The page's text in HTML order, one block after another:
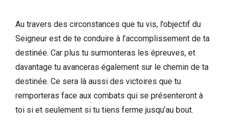
Au travers des circonstances que tu vis, l’objectif du
Seigneur est de te conduire à l’accomplissement de ta
destinée. Car plus tu surmonteras les épreuves, et
davantage tu avanceras également sur le chemin de ta
destinée. Ce sera là aussi des victoires que tu
remporteras face aux combats qui se présenteront à
toi si et seulement si tu tiens ferme jusqu’au bout.